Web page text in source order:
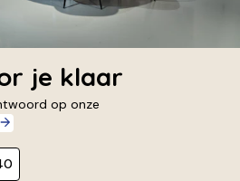
je klaar
op onze